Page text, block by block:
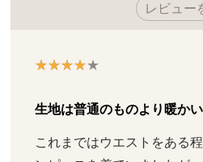
レビュー
生地は普通のものより暖かい
これまではウエストをある